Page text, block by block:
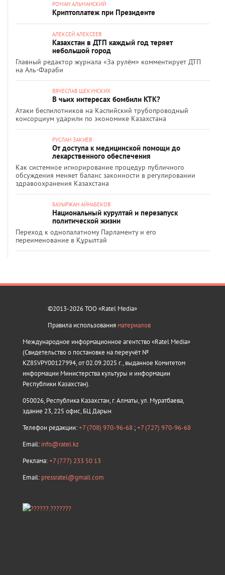
РОМАН АЛЬМАНСКИЙ
Криптоплатеж при Президенте
АЛЕКСЕЙ АЛЕКСЕЕВ
Казахстан в ДТП каждый год теряет
небольшой город
Главный редактор журнала «За рулём» комментирует ДТП
на Аль-Фараби
ВЯЧЕСЛАВ ЩЕКУНСКИХ
В чьих интересах бомбили КТК?
Атаки беспилотников на Каспийский трубопроводный
консорциум ударили по экономике Казахстана
РУСЛАН ЗАКИЕВ
От доступа к медицинской помощи до
лекарственного обеспечения
Как системное игнорирование процедур публичного
обсуждения меняет баланс законности в регулировании
здравоохранения Казахстана
БАУЫРЖАН АЙНАБЕКОВ
Национальный курултай и перезапуск
политической жизни
Переход к однопалатному Парламенту и его
переименование в Құрылтай
©2013-2026 ТОО «Ratel Media»
Правила использования материалов
Международное информационное агентство «Ratel Media»
(Свидетельство о постановке на переучёт №
KZ85VPY00127994, от 02.09.2025 г., выданное Комитетом
информации Министерства культуры и информации
Республики Казахстан).
050026, Республика Казахстан, г. Алматы, ул. Муратбаева,
здание 23, 225 офис, БЦ Дарын
Телефон редакции:+7 (708) 970-96-68 ;+7 (727) 970-96-68
Email: info@ratel.kz
Реклама:+7 (777) 233 50 13
Email: pressratel@gmail.com